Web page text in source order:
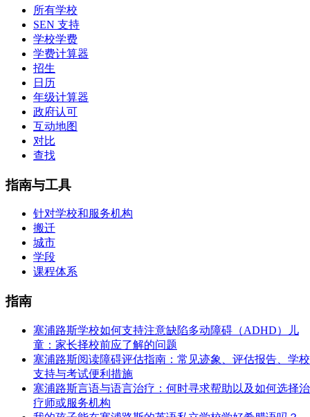
所有学校
SEN 支持
学校学费
学费计算器
招生
日历
年级计算器
政府认可
互动地图
对比
查找
指南与工具
针对学校和服务机构
搬迁
城市
学段
课程体系
指南
塞浦路斯学校如何支持注意缺陷多动障碍（ADHD）儿
童：家长择校前应了解的问题
塞浦路斯阅读障碍评估指南：常见迹象、评估报告、学校
支持与考试便利措施
塞浦路斯言语与语言治疗：何时寻求帮助以及如何选择治
疗师或服务机构